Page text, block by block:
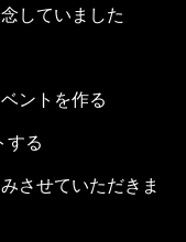
していました
ントを作る
する
させていただきま